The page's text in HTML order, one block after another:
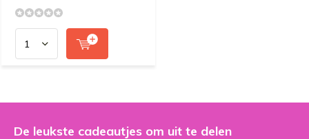
De leukste cadeautjes om uit te delen